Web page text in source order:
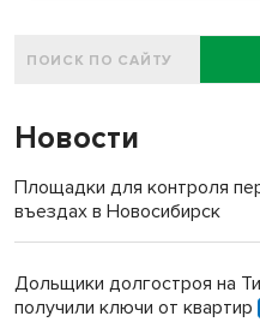
Новости
Площадки для контроля
въездах в Новосибирск
Дольщики долгостроя на
получили ключи от квартир